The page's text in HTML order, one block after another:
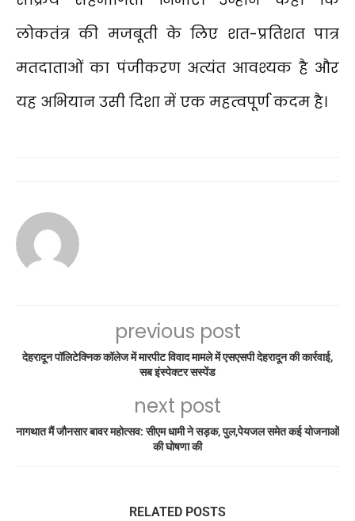
लोकतंत्र की मजबूती के लिए शत-प्रतिशत पात्र
मतदाताओं का पंजीकरण अत्यंत आवश्यक है और
यह अभियान उसी दिशा में एक महत्वपूर्ण कदम है।
previous post
देहरादून पॉलिटेक्निक कॉलेज में मारपीट विवाद मामले में एसएसपी देहरादून की कार्रवाई,
सब इंस्पेक्टर सस्पेंड
next post
नागथात मैं जौनसार बावर महोत्सव: सीएम धामी ने सड़क, पुल,पेयजल समेत कई योजनाओं
की घोषणा की
RELATED POSTS